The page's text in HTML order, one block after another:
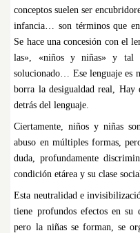
conceptos suelen ser
infancia… son términos que
Se hace una concesión con el
las», «niños y niñas» y tal
solucionado… Ese lenguaje es
borra la desigualdad real, Hay
detrás del lenguaje.
Ciertamente, niños y niñas
abuso en múltiples formas,
duda, profundamente
condición etárea y su clase
Esta neutralidad e
tiene profundos efectos en
pero la niñas se forman, se